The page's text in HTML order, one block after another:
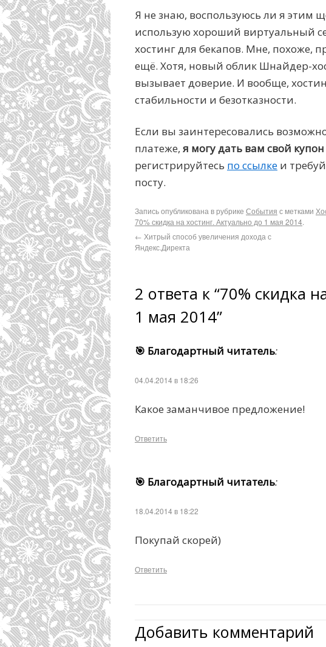
Я не знаю, воспользуюсь ли я этим
использую хороший виртуальный
хостинг для бекапов. Мне, похоже,
ещё. Хотя, новый облик Шнайдер-
вызывает доверие. И вообще,
стабильности и безотказности.
Если вы заинтересовались
платеже, я могу дать вам свой
регистрируйтесь по ссылке и
посту.
Запись опубликована в рубрике События с метками
70% скидка на хостинг. Актуально до 1 мая 2014.
← Хитрый способ увеличения дохода с
Яндекс.Директа
2 ответа к “70% скидка
1 мая 2014”
🎯 Благодартный читатель:
04.04.2014 в 18:26
Какое заманчивое предложение!
Ответить
🎯 Благодартный читатель:
18.04.2014 в 18:22
Покупай скорей)
Ответить
Добавить комментарий